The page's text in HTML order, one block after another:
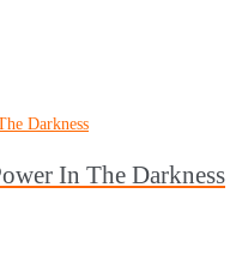
In The Darkness